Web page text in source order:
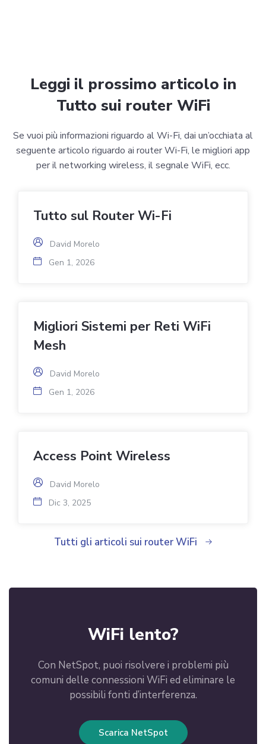
Leggi il prossimo articolo in
Tutto sui router WiFi
Se vuoi più informazioni riguardo al Wi-Fi, dai un’occhiata al
seguente articolo riguardo ai router Wi-Fi, le migliori app
per il networking wireless, il segnale WiFi, ecc.
Tutto sul Router Wi-Fi
David Morelo
Gen 1, 2026
Migliori Sistemi per Reti WiFi
Mesh
David Morelo
Gen 1, 2026
Access Point Wireless
David Morelo
Dic 3, 2025
Tutti gli articoli sui router WiFi
WiFi lento?
Con NetSpot, puoi risolvere i problemi più
comuni delle connessioni WiFi ed eliminare le
possibili fonti d’interferenza.
Scarica NetSpot